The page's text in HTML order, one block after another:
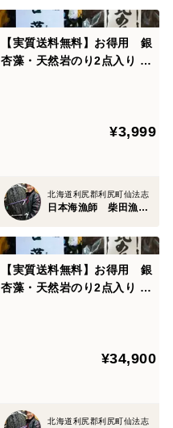
【実質送料無料】お得用 銀
杏藻・天然岩のり2点入り 1
¥3,999
北海道利尻郡利尻町仙法志
日本海漁師 柴田漁業部
【実質送料無料】お得用 銀
杏藻・天然岩のり2点入り 10
¥34,900
北海道利尻郡利尻町仙法志